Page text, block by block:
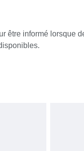
être informé lorsque